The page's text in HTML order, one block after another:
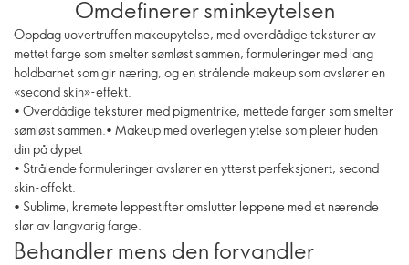
Omdefinerer sminkeytelsen
Oppdag uovertruffen makeupytelse, med overdådige teksturer av
mettet farge som smelter sømløst sammen, formuleringer med lang
holdbarhet som gir næring, og en strålende makeup som avslører en
«second skin»-effekt.
• Overdådige teksturer med pigmentrike, mettede farger som smelter
sømløst sammen.• Makeup med overlegen ytelse som pleier huden
din på dypet
• Strålende formuleringer avslører en ytterst perfeksjonert, second
skin-effekt.
• Sublime, kremete leppestifter omslutter leppene med et nærende
slør av langvarig farge.
Behandler mens den forvandler